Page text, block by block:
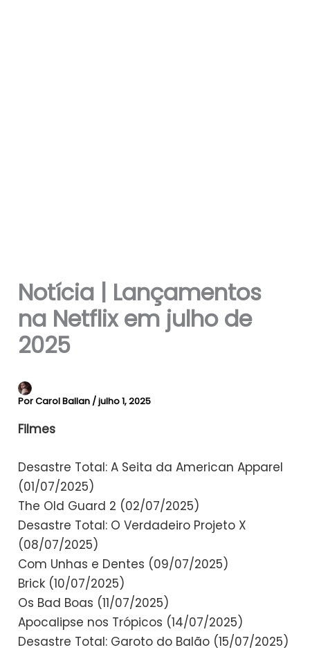
Notícia | Lançamentos
na Netflix em julho de
2025
PorCarol Ballan /julho 1, 2025
Filmes
Desastre Total: A Seita da American Apparel
(01/07/2025)
The Old Guard 2 (02/07/2025)
Desastre Total: O Verdadeiro Projeto X
(08/07/2025)
Com Unhas e Dentes (09/07/2025)
Brick (10/07/2025)
Os Bad Boas (11/07/2025)
Apocalipse nos Trópicos (14/07/2025)
Desastre Total: Garoto do Balão (15/07/2025)